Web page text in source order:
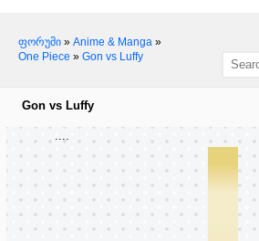
ფორუმი » Anime & Manga »
One Piece » Gon vs Luffy
Gon vs Luffy
....